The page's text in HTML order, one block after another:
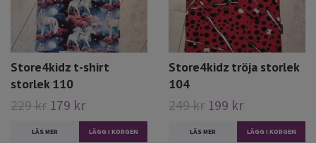
Store4kidz t-shirt
storlek 110
229 kr 179 kr
LÄS MER LÄGG I KORGEN
Store4kidz tröja storlek
104
249 kr 199 kr
LÄS MER LÄGG I KORGEN